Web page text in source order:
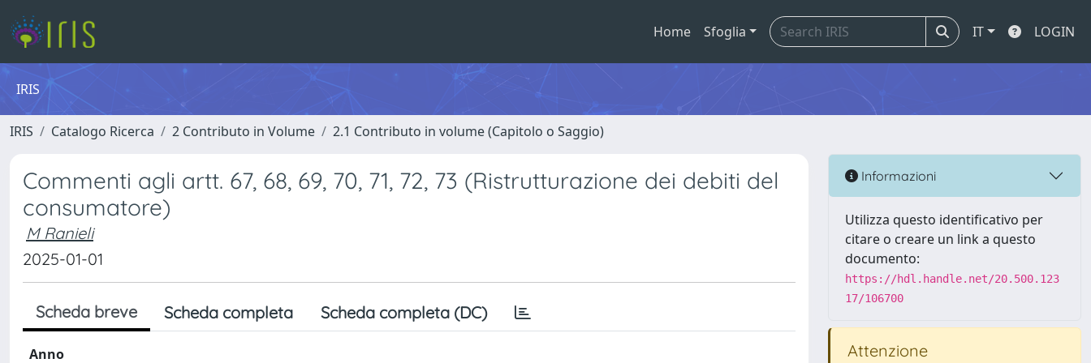
Home Sfoglia IT LOGIN
IRIS
IRIS Catalogo Ricerca 2 Contributo in Volume 2.1 Contributo in volume (Capitolo o Saggio)
Commenti agli artt. 67, 68, 69, 70, 71, 72, 73 (Ristrutturazione dei debiti del
consumatore)
M Ranieli
2025-01-01
Scheda breve Scheda completa Scheda completa (DC)
Anno
Informazioni
Utilizza questo identificativo per
citare o creare un link a questo
documento:
https://hdl.handle.net/20.500.123
17/106700
Attenzione